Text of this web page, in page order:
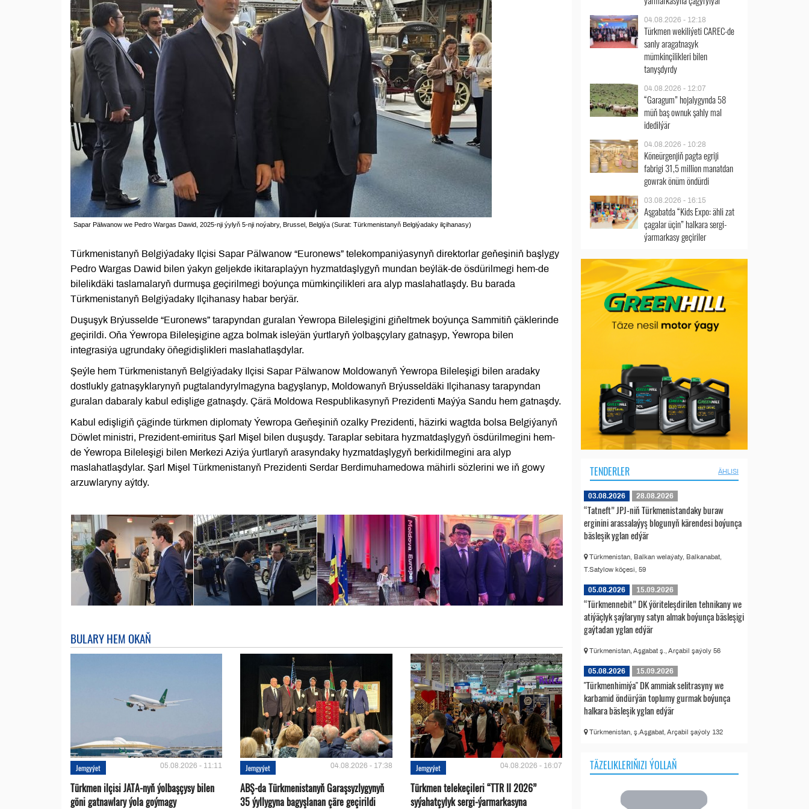
Sapar Pälwanow we Pedro Wargas Dawid, 2025-nji ýylyň 5-nji noýabry, Brussel, Belgiýa (Surat: Türkmenistanyň Belgiýadaky ilçihanasy)
Türkmenistanyň Belgiýadaky Ilçisi Sapar Pälwanow “Euronews” telekompaniýasynyň direktorlar geňeşiniň başlygy
Pedro Wargas Dawid bilen ýakyn geljekde ikitaraplaýyn hyzmatdaşlygyň mundan beýläk-de ösdürilmegi hem-de
bilelikdäki taslamalaryň durmuşa geçirilmegi boýunça mümkinçilikleri ara alyp maslahatlaşdy. Bu barada
Türkmenistanyň Belgiýadaky Ilçihanasy habar berýär.
Duşuşyk Brýusselde “Euronews” tarapyndan guralan Ýewropa Bileleşigini giňeltmek boýunça Sammitiň çäklerinde
geçirildi. Oňa Ýewropa Bileleşigine agza bolmak isleýän ýurtlaryň ýolbaşçylary gatnaşyp, Ýewropa bilen
integrasiýa ugrundaky öňegidişlikleri maslahatlaşdylar.
Şeýle hem Türkmenistanyň Belgiýadaky Ilçisi Sapar Pälwanow Moldowanyň Ýewropa Bileleşigi bilen aradaky
dostlukly gatnaşyklarynyň pugtalandyrylmagyna bagyşlanyp, Moldowanyň Brýusseldäki Ilçihanasy tarapyndan
guralan dabaraly kabul edişlige gatnaşdy. Çärä Moldowa Respublikasynyň Prezidenti Maýýa Sandu hem gatnaşdy.
Kabul edişligiň çäginde türkmen diplomaty Ýewropa Geňeşiniň ozalky Prezidenti, häzirki wagtda bolsa Belgiýanyň
Döwlet ministri, Prezident-emiritus Şarl Mişel bilen duşuşdy. Taraplar sebitara hyzmatdaşlygyň ösdürilmegini hem-
de Ýewropa Bileleşigi bilen Merkezi Aziýa ýurtlaryň arasyndaky hyzmatdaşlygyň berkidilmegini ara alyp
maslahatlaşdylar. Şarl Mişel Türkmenistanyň Prezidenti Serdar Berdimuhamedowa mähirli sözlerini we iň gowy
arzuwlaryny aýtdy.
BULARY HEM OKAŇ
Jemgyýet 05.08.2026 - 11:11
Türkmen ilçisi JATA-nyň ýolbaşçysy bilen
göni gatnawlary ýola goýmagy
Jemgyýet 04.08.2026 - 17:38
ABŞ-da Türkmenistanyň Garaşsyzlygynyň
35 ýyllygyna bagyşlanan çäre geçirildi
Jemgyýet 04.08.2026 - 16:07
Türkmen telekeçileri “TTR II 2026”
syýahatçylyk sergi-ýarmarkasyna
04.08.2026 - 12:18
Türkmen wekiliýeti CAREC-de
sanly aragatnaşyk
mümkinçilikleri bilen
tanyşdyrdy
04.08.2026 - 12:07
“Garagum” hojalygynda 58
müň baş ownuk şahly mal
idedilýär
04.08.2026 - 10:28
Köneürgenjiň pagta egriji
fabrigi 31,5 million manatdan
gowrak önüm öndürdi
03.08.2026 - 16:15
Aşgabatda “Kids Expo: ähli zat
çagalar üçin” halkara sergi-
ýarmarkasy geçiriler
TENDERLER ÄHLISI
03.08.2026 28.08.2026
“Tatneft” JPJ-niň Türkmenistandaky buraw
erginini arassalaýyş blogunyň kärendesi boýunça
bäsleşik yglan edýär
Türkmenistan, Balkan welaýaty, Balkanabat,
T.Satylow köçesi, 59
05.08.2026 15.09.2026
“Türkmennebit” DK ýöriteleşdirilen tehnikany we
atiýäçlyk şaýlaryny satyn almak boýunça bäsleşigi
gaýtadan yglan edýär
Türkmenistan, Aşgabat ş., Arçabil şaýoly 56
05.08.2026 15.09.2026
"Türkmenhimiýa" DK ammiak selitrasyny we
karbamid öndürýän toplumy gurmak boýunça
halkara bäsleşik yglan edýär
Türkmenistan, ş.Aşgabat, Arçabil şaýoly 132
TÄZELIKLERIŇIZI ÝOLLAŇ